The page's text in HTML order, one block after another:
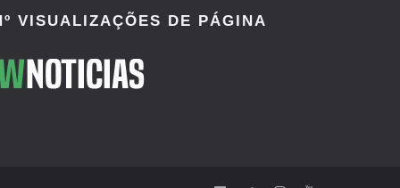
VISUALIZAÇÕES DE PÁGINA